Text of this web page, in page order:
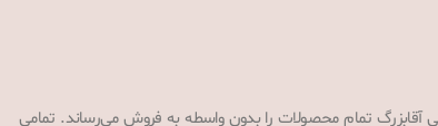
آقابزرگ تمام محصولات را بدون واسطه به فروش می‌رساند. تمامی